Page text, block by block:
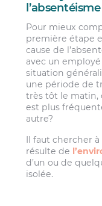
l’absentéisme
Pour mieux
première étape
cause de
avec un
situation
une période de
très tôt le matin,
est plus
autre?
Il faut chercher
résulte de
d’un ou de
isolée.